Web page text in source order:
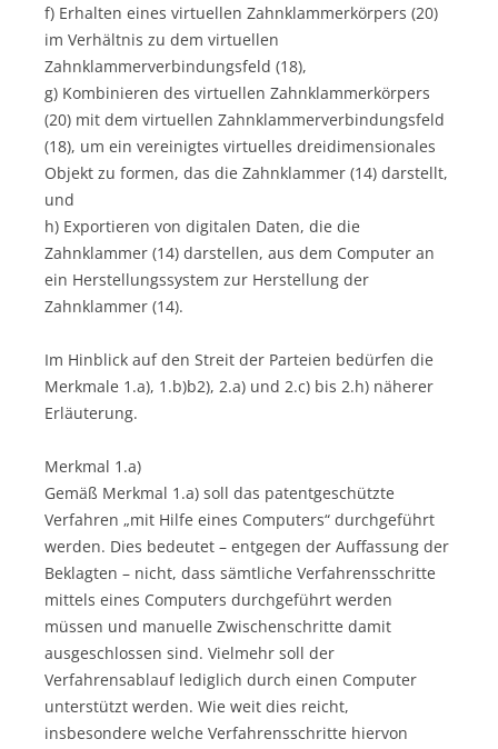
f) Erhalten eines virtuellen Zahnklammerkörpers (20)
im Verhältnis zu dem virtuellen
Zahnklammerverbindungsfeld (18),
g) Kombinieren des virtuellen Zahnklammerkörpers
(20) mit dem virtuellen Zahnklammerverbindungsfeld
(18), um ein vereinigtes virtuelles dreidimensionales
Objekt zu formen, das die Zahnklammer (14) darstellt,
und
h) Exportieren von digitalen Daten, die die
Zahnklammer (14) darstellen, aus dem Computer an
ein Herstellungssystem zur Herstellung der
Zahnklammer (14).
Im Hinblick auf den Streit der Parteien bedürfen die
Merkmale 1.a), 1.b)b2), 2.a) und 2.c) bis 2.h) näherer
Erläuterung.
Merkmal 1.a)
Gemäß Merkmal 1.a) soll das patentgeschützte
Verfahren „mit Hilfe eines Computers“ durchgeführt
werden. Dies bedeutet – entgegen der Auffassung der
Beklagten – nicht, dass sämtliche Verfahrensschritte
mittels eines Computers durchgeführt werden
müssen und manuelle Zwischenschritte damit
ausgeschlossen sind. Vielmehr soll der
Verfahrensablauf lediglich durch einen Computer
unterstützt werden. Wie weit dies reicht,
insbesondere welche Verfahrensschritte hiervon